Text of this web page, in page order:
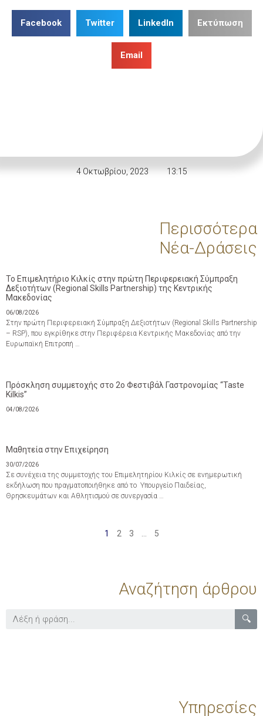
Facebook Twitter LinkedIn Εκτύπωση
Email
4 Οκτωβρίου, 2023 13:15
Περισσότερα
Νέα-Δράσεις
Το Επιμελητήριο Κιλκίς στην πρώτη Περιφερειακή Σύμπραξη
Δεξιοτήτων (Regional Skills Partnership) της Κεντρικής
Μακεδονίας
06/08/2026
Στην πρώτη Περιφερειακή Σύμπραξη Δεξιοτήτων (Regional Skills Partnership
– RSP), που εγκρίθηκε στην Περιφέρεια Κεντρικής Μακεδονίας από την
Ευρωπαϊκή Επιτροπή …
Πρόσκληση συμμετοχής στο 2ο Φεστιβάλ Γαστρονομίας “Taste
Kilkis”
04/08/2026
Μαθητεία στην Επιχείρηση
30/07/2026
Σε συνέχεια της συμμετοχής του Επιμελητηρίου Κιλκίς σε ενημερωτική
εκδήλωση που πραγματοποιήθηκε από το Υπουργείο Παιδείας,
Θρησκευμάτων και Αθλητισμού σε συνεργασία …
1 2 3 5
Αναζήτηση άρθρου
🔍
Υπηρεσίες